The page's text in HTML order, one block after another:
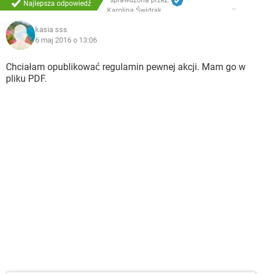
Najlepsza odpowiedź
Karolina Świdrak
kasia sss
6 maj 2016 o 13:06
Chciałam opublikować regulamin pewnej akcji. Mam go w
pliku PDF.